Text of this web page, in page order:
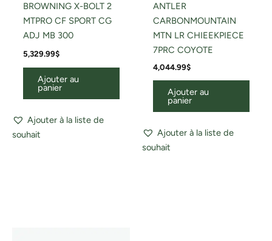
BROWNING X-BOLT 2
MTPRO CF SPORT CG
ADJ MB 300
5,329.99$
Ajouter au
panier
Ajouter à la liste de
souhait
ANTLER
CARBONMOUNTAIN
MTN LR CHIEEKPIECE
7PRC COYOTE
4,044.99$
Ajouter au
panier
Ajouter à la liste de
souhait